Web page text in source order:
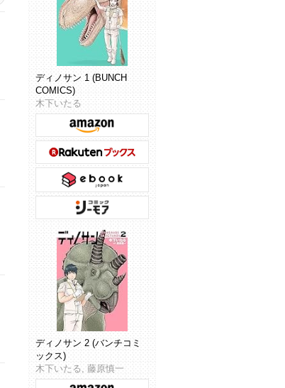
ディノサン 1 (BUNCH
COMICS)
木下いたる
ディノサン 2 (バンチコミ
ックス)
木下いたる, 藤原慎一